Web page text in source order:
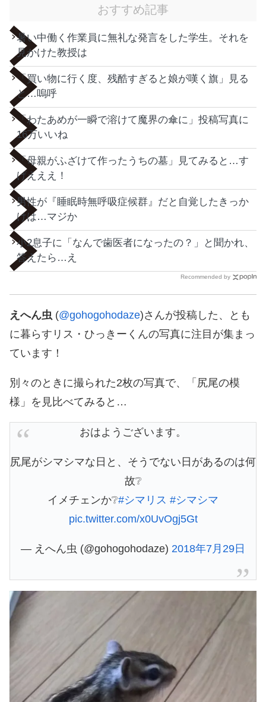
おすすめ記事
暑い中働く作業員に無礼な発言をした学生。それを
見かけた教授は
「買い物に行く度、残酷すぎると娘が嘆く旗」見る
と…嗚呼
「わたあめが一瞬で溶けて魔界の傘に」投稿写真に
16万いいね
「母親がふざけて作ったうちの墓」見てみると…す
げえええ！
男性が『睡眠時無呼吸症候群』だと自覚したきっか
けは…マジか
小2息子に「なんで歯医者になったの？」と聞かれ、
答えたら…え
Recommended by
えへん虫 (@gohogohodaze)さんが投稿した、とも
に暮らすリス・ひっきーくんの写真に注目が集まっ
ています！
別々のときに撮られた2枚の写真で、「尻尾の模
様」を見比べてみると…
おはようございます。
尻尾がシマシマな日と、そうでない日があるのは何
故❔
イメチェンか❔#シマリス #シマシマ
pic.twitter.com/x0UvOgj5Gt
— えへん虫 (@gohogohodaze) 2018年7月29日